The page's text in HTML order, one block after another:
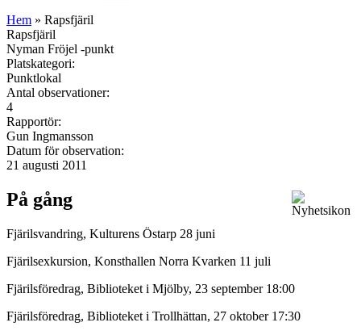
Hem » Rapsfjäril
Rapsfjäril
Nyman Fröjel -punkt
Platskategori:
Punktlokal
Antal observationer:
4
Rapportör:
Gun Ingmansson
Datum för observation:
21 augusti 2011
På gång
Fjärilsvandring, Kulturens Östarp 28 juni
Fjärilsexkursion, Konsthallen Norra Kvarken 11 juli
Fjärilsföredrag, Biblioteket i Mjölby, 23 september 18:00
Fjärilsföredrag, Biblioteket i Trollhättan, 27 oktober 17:30